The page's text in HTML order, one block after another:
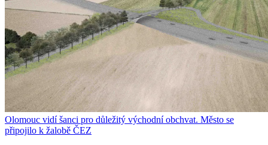
Olomouc vidí šanci pro důležitý východní obchvat. Město se
připojilo k žalobě ČEZ